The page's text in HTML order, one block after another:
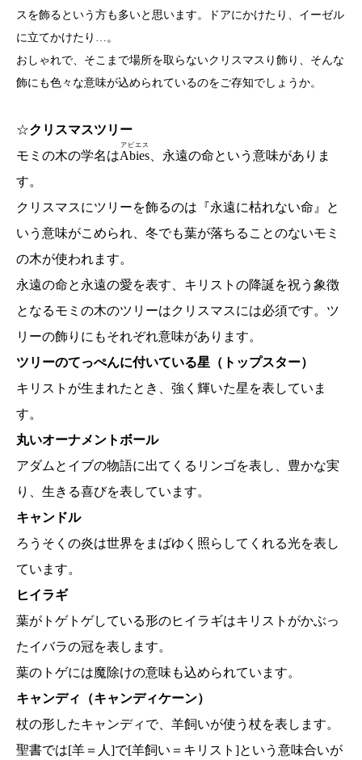
スを飾るという方も多いと思います。ドアにかけたり、イーゼル
に立てかけたり…。
おしゃれで、そこまで場所を取らないクリスマスり飾り、そんな
飾にも色々な意味が込められているのをご存知でしょうか。
☆クリスマスツリー
モミの木の学名はAbies
アビエス
、永遠の命という意味がありま
す。
クリスマスにツリーを飾るのは『永遠に枯れない命』と
いう意味がこめられ、冬でも葉が落ちることのないモミ
の木が使われます。
永遠の命と永遠の愛を表す、キリストの降誕を祝う象徴
となるモミの木のツリーはクリスマスには必須です。ツ
リーの飾りにもそれぞれ意味があります。
ツリーのてっぺんに付いている星（トップスター）
キリストが生まれたとき、強く輝いた星を表していま
す。
丸いオーナメントボール
アダムとイブの物語に出てくるリンゴを表し、豊かな実
り、生きる喜びを表しています。
キャンドル
ろうそくの炎は世界をまばゆく照らしてくれる光を表し
ています。
ヒイラギ
葉がトゲトゲしている形のヒイラギはキリストがかぶっ
たイバラの冠を表します。
葉のトゲには魔除けの意味も込められています。
キャンディ（キャンディケーン）
杖の形したキャンディで、羊飼いが使う杖を表します。
聖書では[羊＝人]で[羊飼い＝キリスト]という意味合いが